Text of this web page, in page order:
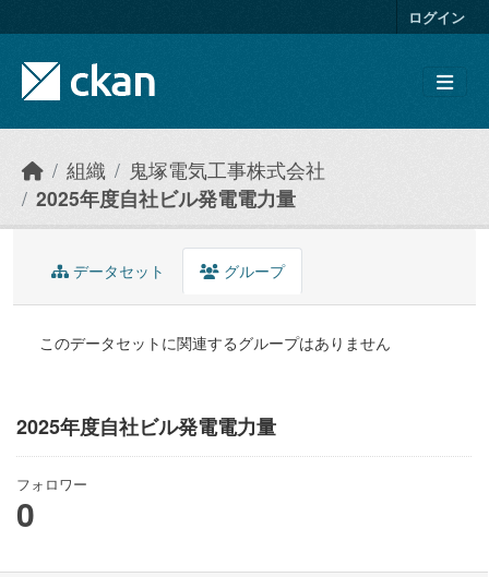
ログイン
組織
鬼塚電気工事株式会社
2025年度自社ビル発電電力量
2025年度自社ビル発電電力量
フォロワー
0
データセット グループ
このデータセットに関連するグループはありません